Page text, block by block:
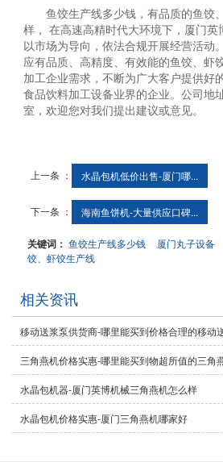
鱼饺生产线多少钱，有品质的鱼饺
样， 在高速高精时代大环境下，厦门英
以市场为导向，依法合规开展经营活动
应有品质、高精度、有效能的鱼饺、虾
加工企业需求，不断为广大客户提供好
食品饮料加工设备业界的企业。公司地
室，欢迎您对我们提出建议或意见。
上一条 ： 水晶包机低价出售-厦门哪...
下一条 ： 海南鱼饼机-大量供应口碑...
关键词：鱼饺生产线多少钱 厦门丸子设备
饺、虾饺生产线
相关资讯
移动送浆泵供货商-哪里能买到价格合理的移动
三角燕机价格实惠-哪里能买到物超所值的三角
水晶包机器-厦门英博机械三角燕机怎么样
水晶包机价格实惠-厦门三角燕机哪家好